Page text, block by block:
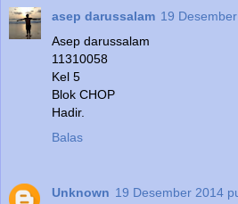
asep darussalam 19
Asep darussalam
11310058
Kel 5
Blok CHOP
Hadir.
Balas
Unknown 19 Desember 2014